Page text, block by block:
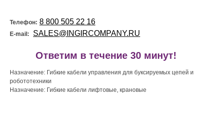
Телефон: 8 800 505 22 16
E-mail: SALES@INGIRCOMPANY.RU
Ответим в течение 30 минут!
Назначение: Гибкие кабели управления для буксируемых цепей и
робототехники
Назначение: Гибкие кабели лифтовые, крановые